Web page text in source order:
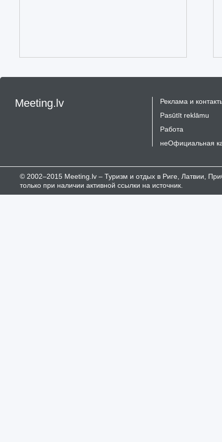
Meeting.lv
Реклама и
Pasūtīt reklāmu
Работа
неОфициальная
© 2002–2015 Meeting.lv – Туризм и отдых в Риге, Латвии,
только при наличии активной ссылки на источник.